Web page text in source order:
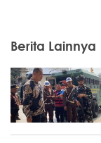
Berita Lainnya